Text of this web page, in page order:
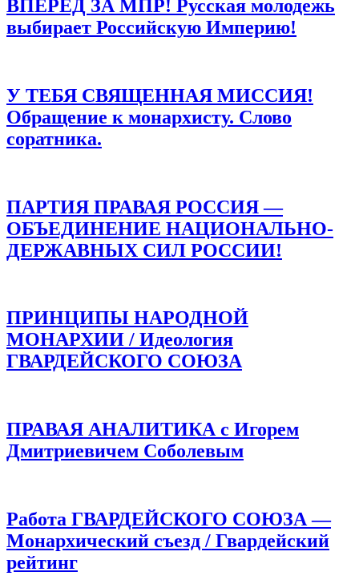
ВПЕРЕД ЗА МПР! Русская молодежь
выбирает Российскую Империю!
У ТЕБЯ СВЯЩЕННАЯ МИССИЯ!
Обращение к монархисту. Слово
соратника.
ПАРТИЯ ПРАВАЯ РОССИЯ —
ОБЪЕДИНЕНИЕ НАЦИОНАЛЬНО-
ДЕРЖАВНЫХ СИЛ РОССИИ!
ПРИНЦИПЫ НАРОДНОЙ
МОНАРХИИ / Идеология
ГВАРДЕЙСКОГО СОЮЗА
ПРАВАЯ АНАЛИТИКА с Игорем
Дмитриевичем Соболевым
Работа ГВАРДЕЙСКОГО СОЮЗА —
Монархический съезд / Гвардейский
рейтинг